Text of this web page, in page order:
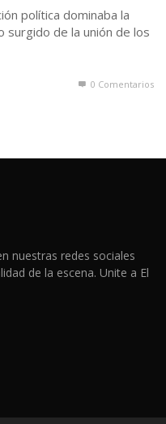
política dominaba la
surgido de la unión de los
0 Comentarios
nuestras redes sociales
de la escena. Unite a El